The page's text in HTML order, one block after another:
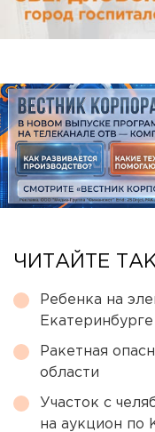
ЧИТАЙТЕ
Ребенка на
Екатеринбурге
Ракетная
области
Участок с
на аукцион по